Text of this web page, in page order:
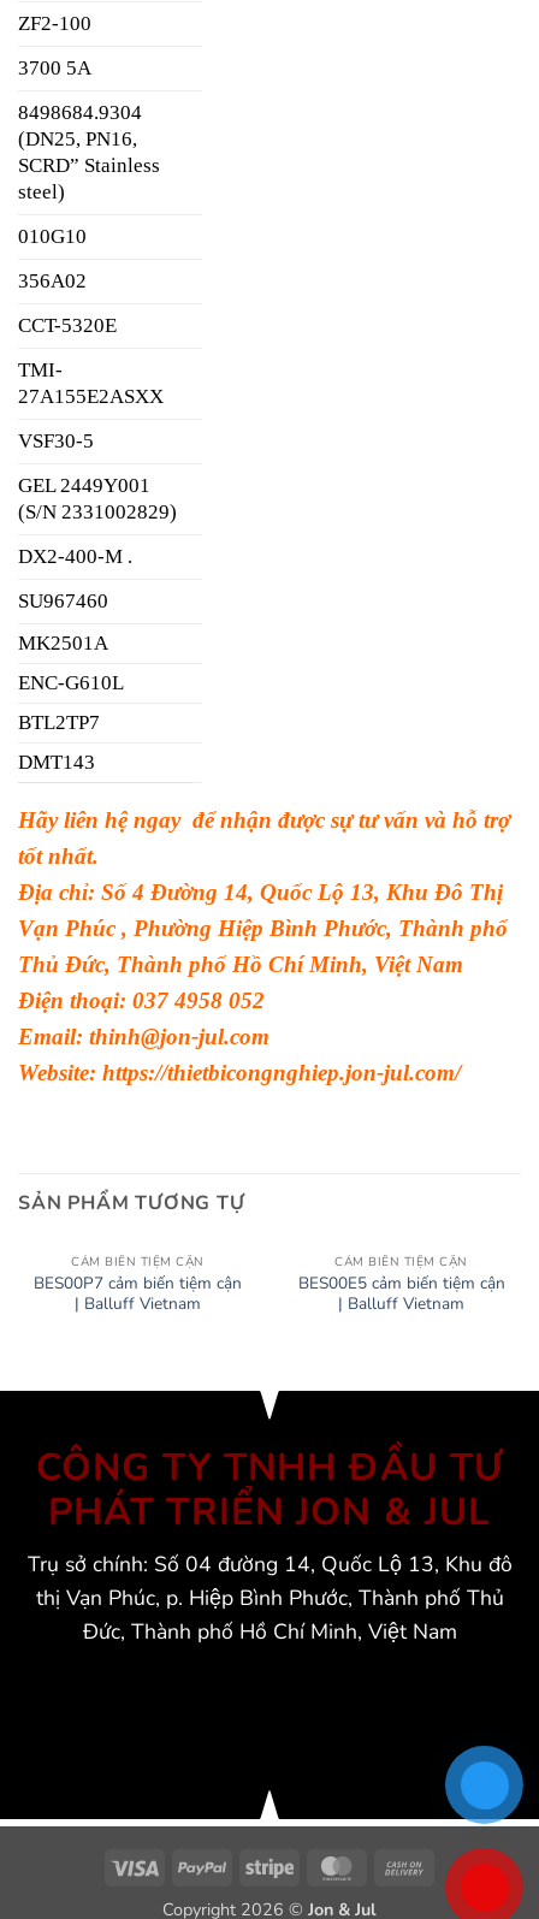
ZF2-100
3700 5A
8498684.9304
(DN25, PN16,
SCRD” Stainless
steel)
010G10
356A02
CCT-5320E
TMI-
27A155E2ASXX
VSF30-5
GEL 2449Y001
(S/N 2331002829)
DX2-400-M .
SU967460
MK2501A
ENC-G610L
BTL2TP7
DMT143
Hãy liên hệ ngay để nhận được sự tư vấn và hỗ trợ
tốt nhất.
Địa chỉ: Số 4 Đường 14, Quốc Lộ 13, Khu Đô Thị
Vạn Phúc , Phường Hiệp Bình Phước, Thành phố
Thủ Đức, Thành phố Hồ Chí Minh, Việt Nam
Điện thoại: 037 4958 052
Email: thinh@jon-jul.com
Website: https://thietbicongnghiep.jon-jul.com/
SẢN PHẨM TƯƠNG TỰ
CẢM BIẾN TIỆM CẬN
BES00P7 cảm biến tiệm cận
| Balluff Vietnam
CẢM BIẾN TIỆM CẬN
BES00E5 cảm biến tiệm cận
| Balluff Vietnam
CÔNG TY TNHH ĐẦU TƯ
PHÁT TRIỂN JON & JUL
Trụ sở chính: Số 04 đường 14, Quốc Lộ 13, Khu đô
thị Vạn Phúc, p. Hiệp Bình Phước, Thành phố Thủ
Đức, Thành phố Hồ Chí Minh, Việt Nam
Visa PayPal Stripe MasterCardCash
On
Copyright 2026 © Jon & Jul